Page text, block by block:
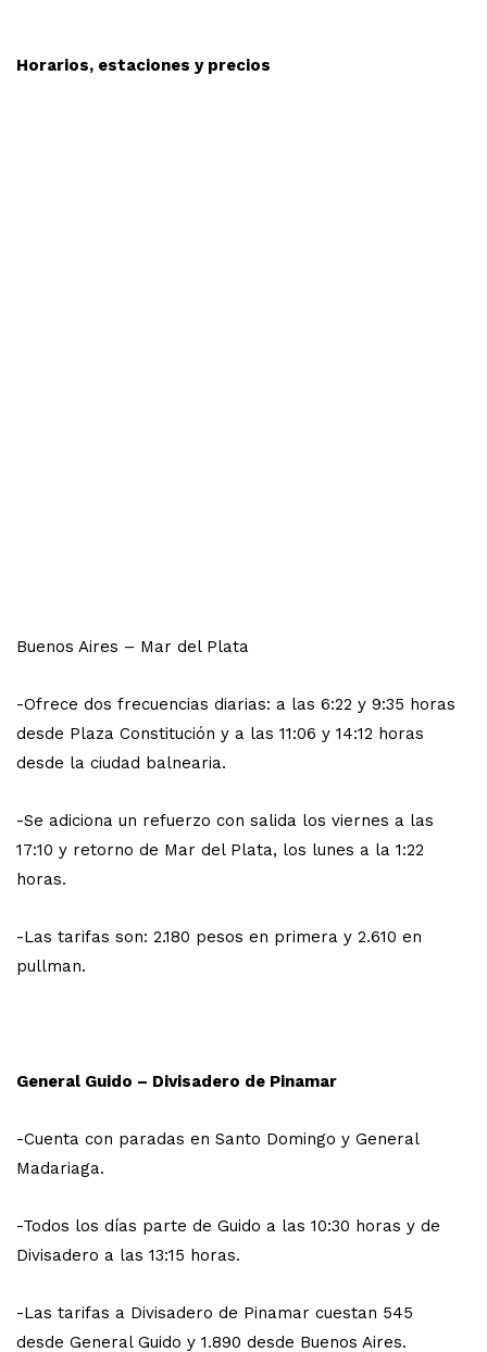
Horarios, estaciones y precios
Buenos Aires – Mar del Plata
-Ofrece dos frecuencias diarias: a las 6:22 y 9:35 horas
desde Plaza Constitución y a las 11:06 y 14:12 horas
desde la ciudad balnearia.
-Se adiciona un refuerzo con salida los viernes a las
17:10 y retorno de Mar del Plata, los lunes a la 1:22
horas.
-Las tarifas son: 2.180 pesos en primera y 2.610 en
pullman.
General Guido – Divisadero de Pinamar
-Cuenta con paradas en Santo Domingo y General
Madariaga.
-Todos los días parte de Guido a las 10:30 horas y de
Divisadero a las 13:15 horas.
-Las tarifas a Divisadero de Pinamar cuestan 545
desde General Guido y 1.890 desde Buenos Aires.